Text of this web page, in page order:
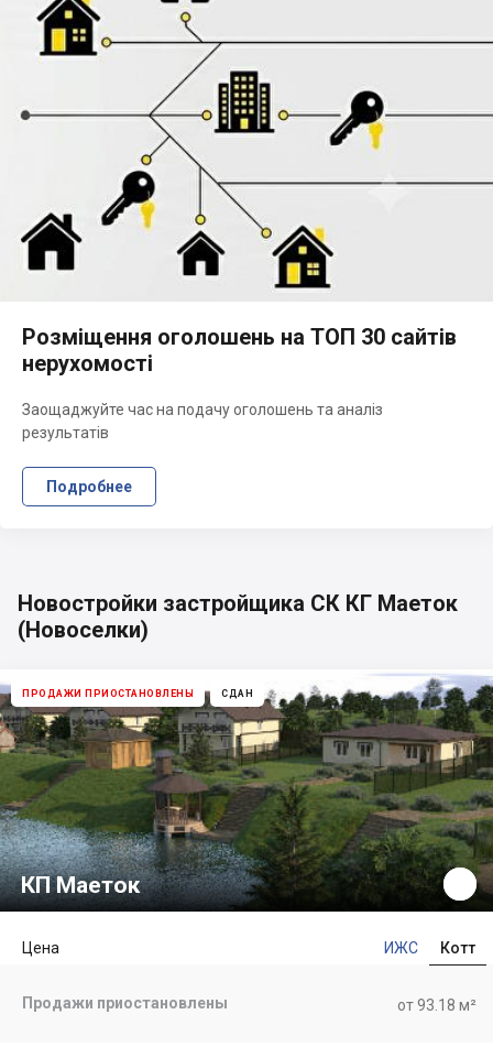
Розміщення оголошень на ТОП 30 сайтів
нерухомості
Заощаджуйте час на подачу оголошень та аналіз
результатів
Подробнее
Новостройки застройщика СК КГ Маеток
(Новоселки)
ПРОДАЖИ ПРИОСТАНОВЛЕНЫ СДАН
КП Маеток
ИЖС Котт
Цена
от 93.18 м²
Продажи приостановлены